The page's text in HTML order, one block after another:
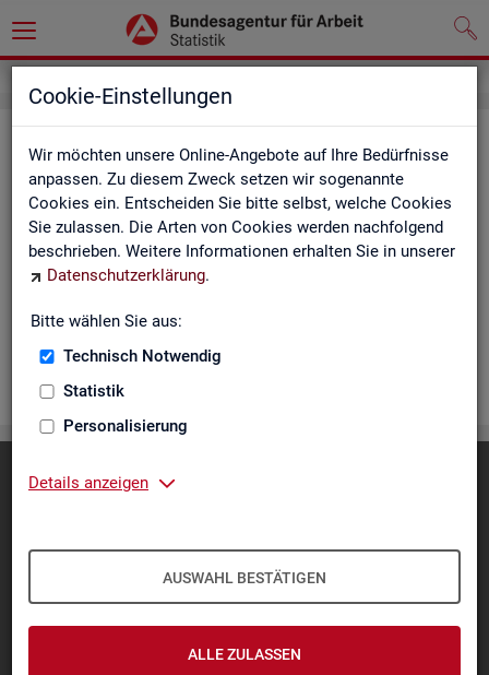
Cookie-Einstellungen
Wir möchten unsere Online-Angebote auf Ihre Bedürfnisse
anpassen. Zu diesem Zweck setzen wir sogenannte
Cookies ein. Entscheiden Sie bitte selbst, welche Cookies
Sie zulassen. Die Arten von Cookies werden nachfolgend
beschrieben. Weitere Informationen erhalten Sie in unserer
Datenschutzerklärung.
Bitte wählen Sie aus:
Technisch Notwendig
Statistik
Personalisierung
Details anzeigen
AUSWAHL BESTÄTIGEN
ALLE ZULASSEN
Rea­li­sier­te Kurz­ar­beit (hoch­ge­rech­
net) - Deutsch­land, Län­der, Re­gio­
nal­di­rek­tio­nen, Agen­tu­ren für Ar­beit
und Krei­se (Mo­nats­zah­len)
nen über Be­stand, Be­trie­be / Be­triebs­grö­ße, Kurz­ar­bei­ter­geld,
Kurz­ar­bei­ter­quo­te und wei­te­re Merk­ma­le.
IN­TER­AK­TI­VE STA­TIS­TI­KEN
GRUND­LA­GEN